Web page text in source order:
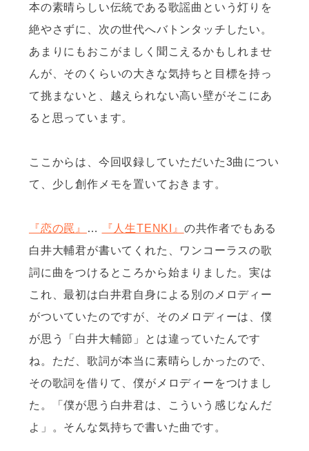
本の素晴らしい伝統である歌謡曲という灯りを
絶やさずに、次の世代へバトンタッチしたい。
あまりにもおこがましく聞こえるかもしれませ
んが、そのくらいの大きな気持ちと目標を持っ
て挑まないと、越えられない高い壁がそこにあ
ると思っています。
ここからは、今回収録していただいた3曲につい
て、少し創作メモを置いておきます。
『恋の罠』 … 『人生TENKI』 の共作者でもある
白井大輔君が書いてくれた、ワンコーラスの歌
詞に曲をつけるところから始まりました。実は
これ、最初は白井君自身による別のメロディー
がついていたのですが、そのメロディーは、僕
が思う「白井大輔節」とは違っていたんです
ね。ただ、歌詞が本当に素晴らしかったので、
その歌詞を借りて、僕がメロディーをつけまし
た。「僕が思う白井君は、こういう感じなんだ
よ」。そんな気持ちで書いた曲です。